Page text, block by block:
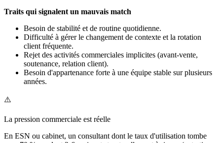
Traits qui signalent un mauvais match
Besoin de stabilité et de routine quotidienne.
Difficulté à gérer le changement de contexte et la rotation
client fréquente.
Rejet des activités commerciales implicites (avant-vente,
soutenance, relation client).
Besoin d'appartenance forte à une équipe stable sur plusieurs
années.
⚠️
La pression commerciale est réelle
En ESN ou cabinet, un consultant dont le taux d'utilisation tombe